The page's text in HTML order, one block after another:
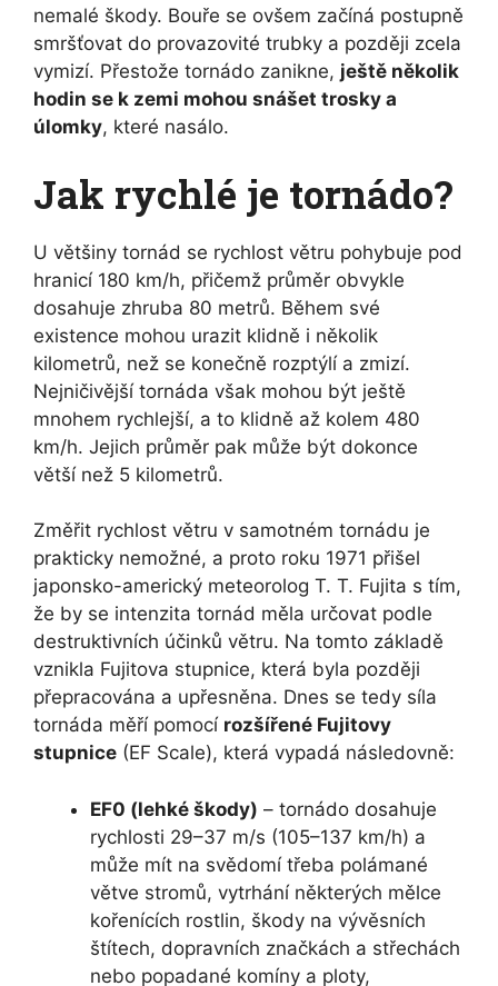
nemalé škody. Bouře se ovšem začíná postupně
smršťovat do provazovité trubky a později zcela
vymizí. Přestože tornádo zanikne, ještě několik
hodin se k zemi mohou snášet trosky a
úlomky, které nasálo.
Jak rychlé je tornádo?
U většiny tornád se rychlost větru pohybuje pod
hranicí 180 km/h, přičemž průměr obvykle
dosahuje zhruba 80 metrů. Během své
existence mohou urazit klidně i několik
kilometrů, než se konečně rozptýlí a zmizí.
Nejničivější tornáda však mohou být ještě
mnohem rychlejší, a to klidně až kolem 480
km/h. Jejich průměr pak může být dokonce
větší než 5 kilometrů.
Změřit rychlost větru v samotném tornádu je
prakticky nemožné, a proto roku 1971 přišel
japonsko-americký meteorolog T. T. Fujita s tím,
že by se intenzita tornád měla určovat podle
destruktivních účinků větru. Na tomto základě
vznikla Fujitova stupnice, která byla později
přepracována a upřesněna. Dnes se tedy síla
tornáda měří pomocí rozšířené Fujitovy
stupnice (EF Scale), která vypadá následovně:
EF0 (lehké škody) – tornádo dosahuje
rychlosti 29–37 m/s (105–137 km/h) a
může mít na svědomí třeba polámané
větve stromů, vytrhání některých mělce
kořenících rostlin, škody na vývěsních
štítech, dopravních značkách a střechách
nebo popadané komíny a ploty,